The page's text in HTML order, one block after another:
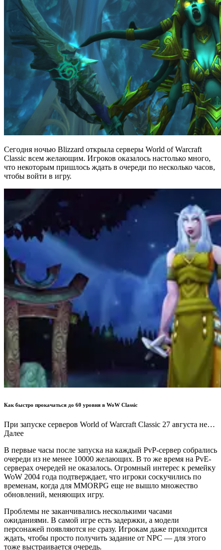
Сегодня ночью Blizzard открыла серверы World of Warcraft
Classic всем желающим. Игроков оказалось настолько много,
что некоторым пришлось ждать в очереди по несколько часов,
чтобы войти в игру.
Как быстро прокачаться до 60 уровня в WoW Classic
При запуске серверов World of Warcraft Classic 27 августа не…
Далее
В первые часы после запуска на каждый PvP-сервер собрались
очереди из не менее 10000 желающих. В то же время на PvE-
серверах очередей не оказалось. Огромный интерес к ремейку
WoW 2004 года подтверждает, что игроки соскучились по
временам, когда для MMORPG еще не вышло множество
обновлений, меняющих игру.
Проблемы не заканчивались несколькими часами
ожиданиями. В самой игре есть задержки, а модели
персонажей появляются не сразу. Игрокам даже приходится
ждать, чтобы просто получить задание от NPC — для этого
тоже выстраивается очередь.